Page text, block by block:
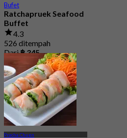
Bufet
Ratchapruek Seafood
Buffet
4.3
526 ditempah
Dari฿ 345
Pracha Chuen